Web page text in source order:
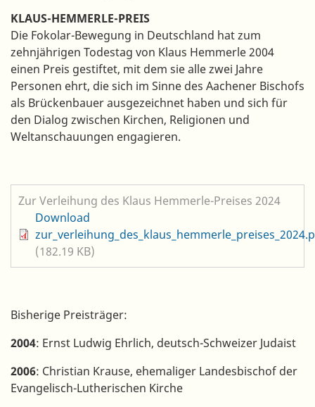
KLAUS-HEMMERLE-PREIS
Die Fokolar-Bewegung in Deutschland hat zum
zehnjährigen Todestag von Klaus Hemmerle 2004
einen Preis gestiftet, mit dem sie alle zwei Jahre
Personen ehrt, die sich im Sinne des Aachener Bischofs
als Brückenbauer ausgezeichnet haben und sich für
den Dialog zwischen Kirchen, Religionen und
Weltanschauungen engagieren.
Zur Verleihung des Klaus Hemmerle-Preises 2024
DateiDownload
(182.19 KB)
Bisherige Preisträger:
2004: Ernst Ludwig Ehrlich, deutsch-Schweizer Judaist
2006: Christian Krause, ehemaliger Landesbischof der
Evangelisch-Lutherischen Kirche